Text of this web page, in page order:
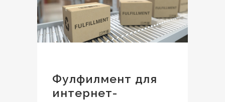
Фулфилмент для
интернет-